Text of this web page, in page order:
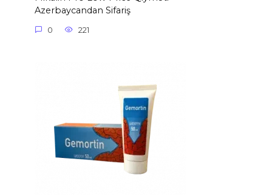
Azerbaycandan Sifariş
0 221